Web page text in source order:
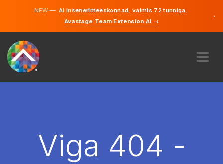
NEW —AI insenerimeeskonnad, valmis 72 tunniga.
Avastage Team Extension AI →
×
PALKAMAViga 404 -